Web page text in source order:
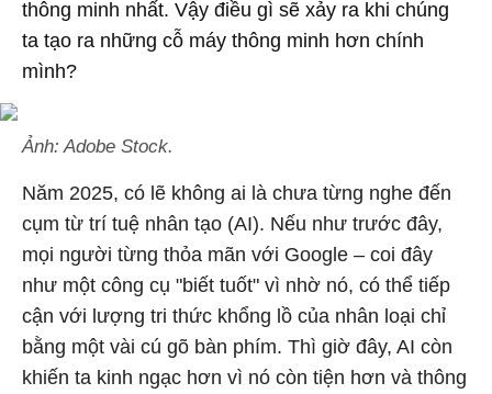
thông minh nhất. Vậy điều gì sẽ xảy ra khi chúng
ta tạo ra những cỗ máy thông minh hơn chính
mình?
Ảnh: Adobe Stock.
Năm 2025, có lẽ không ai là chưa từng nghe đến
cụm từ trí tuệ nhân tạo (AI). Nếu như trước đây,
mọi người từng thỏa mãn với Google – coi đây
như một công cụ "biết tuốt" vì nhờ nó, có thể tiếp
cận với lượng tri thức khổng lồ của nhân loại chỉ
bằng một vài cú gõ bàn phím. Thì giờ đây, AI còn
khiến ta kinh ngạc hơn vì nó còn tiện hơn và thông